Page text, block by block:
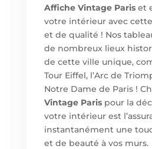
Affiche Vintage Pariset
votre intérieur avec
et de qualité ! Nos
de nombreux lieux
de cette ville unique,
Tour Eiffel, l’Arc de
Notre Dame de Paris !
Vintage Parispour la
votre intérieur est
instantanément une
et de beauté à vos murs.